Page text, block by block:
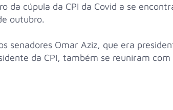
da cúpula da CPI da Covid a se
outubro.
senadores Omar Aziz, que era
da CPI, também se reuniram